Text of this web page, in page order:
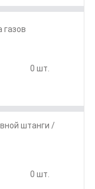
газов
0 шт.
штанги /
0 шт.